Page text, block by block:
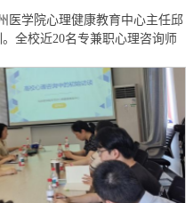
医学院心理健康教育中心主任邱
全校近20名专兼职心理咨询师